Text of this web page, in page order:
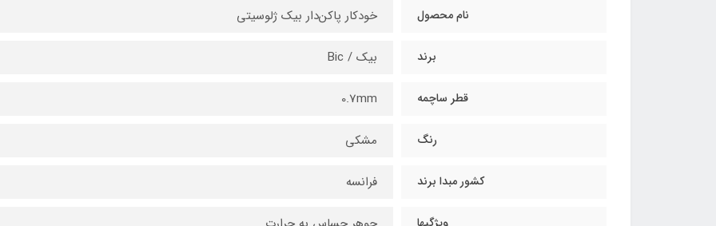
نام محصول خودکار پاکن‌دار بیک ژلوسیتی
برند بیک / Bic
قطر ساچمه 0.7mm
رنگ مشکی
کشور مبدا برند فرانسه